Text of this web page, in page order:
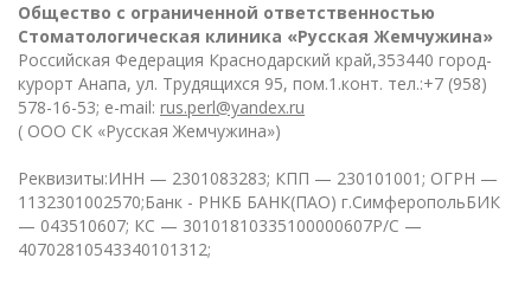
Общество с ограниченной ответственностью
Стоматологическая клиника «Русская Жемчужина»
Российская Федерация Краснодарский край,353440 город-
курорт Анапа, ул. Трудящихся 95, пом.1.конт. тел.:+7 (958)
578-16-53; e-mail: rus.perl@yandex.ru
( ООО СК «Русская Жемчужина»)
Реквизиты:ИНН — 2301083283; КПП — 230101001; ОГРН —
1132301002570;Банк - РНКБ БАНК(ПАО) г.СимферопольБИК
— 043510607; КС — 30101810335100000607Р/С —
40702810543340101312;